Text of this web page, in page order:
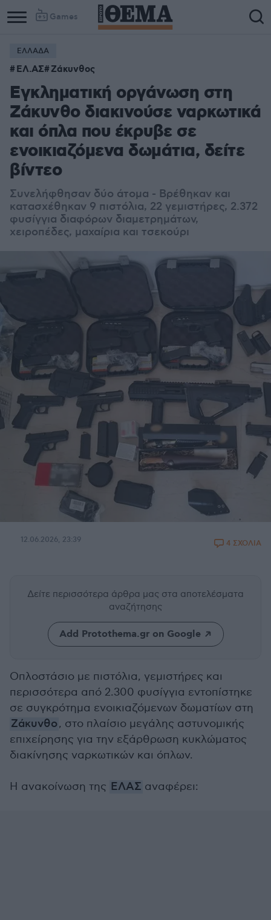
Games
ΕΛΛΑΔΑ
ΕΛ.ΑΣ Ζάκυνθος
Εγκληματική οργάνωση στη
Ζάκυνθο διακινούσε ναρκωτικά
και όπλα που έκρυβε σε
ενοικιαζόμενα δωμάτια, δείτε
βίντεο
Συνελήφθησαν δύο άτομα - Βρέθηκαν και
κατασχέθηκαν 9 πιστόλια, 22 γεμιστήρες, 2.372
φυσίγγια διαφόρων διαμετρημάτων,
χειροπέδες, μαχαίρια και τσεκούρι
12.06.2026, 23:39 4 ΣΧΟΛΙΑ
Δείτε περισσότερα άρθρα μας στα αποτελέσματα
αναζήτησης
Add Protothema.gr on Google
Οπλοστάσιο με πιστόλια, γεμιστήρες και
περισσότερα από 2.300 φυσίγγια εντοπίστηκε
σε συγκρότημα ενοικιαζόμενων δωματίων στη
Ζάκυνθο, στο πλαίσιο μεγάλης αστυνομικής
επιχείρησης για την εξάρθρωση κυκλώματος
διακίνησης ναρκωτικών και όπλων.
Η ανακοίνωση της ΕΛΑΣ αναφέρει: